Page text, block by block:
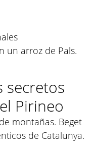
un arroz de Pals.
secretos
Pirineo
montañas. Beget
de Catalunya.